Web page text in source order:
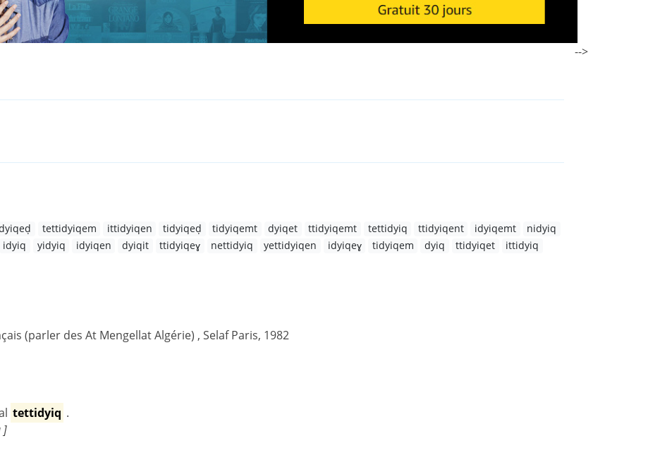
tettidyiqem ittidyiqen tidyiqeḍ tidyiqemt dyiqet ttidyiqemt tettidyiq ttidyiqent idyiqemt
nidyiq
idyiq yidyiq idyiqen dyiqit ttidyiqeɣ nettidyiq yettidyiqen idyiqeɣ tidyiqem dyiq ttidyiqet
ittidyiq
(parler des At Mengellat Algérie) , Selaf Paris, 1982
tettidyiq .
]
-->